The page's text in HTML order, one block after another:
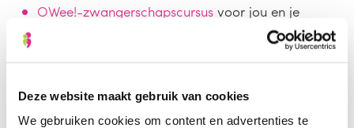
Deze website maakt gebruik van cookies
We gebruiken cookies om content en advertenties te
OWee!-zwangerschapscursus voor jou en je